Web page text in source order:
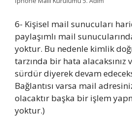
6- Kişisel mail sunucuları
paylaşımlı mail
yoktur. Bu nedenle kimlik
tarzında bir hata alacaksınız
sürdür diyerek devam
Bağlantısı varsa mail
olacaktır başka bir işlem
yoktur.)